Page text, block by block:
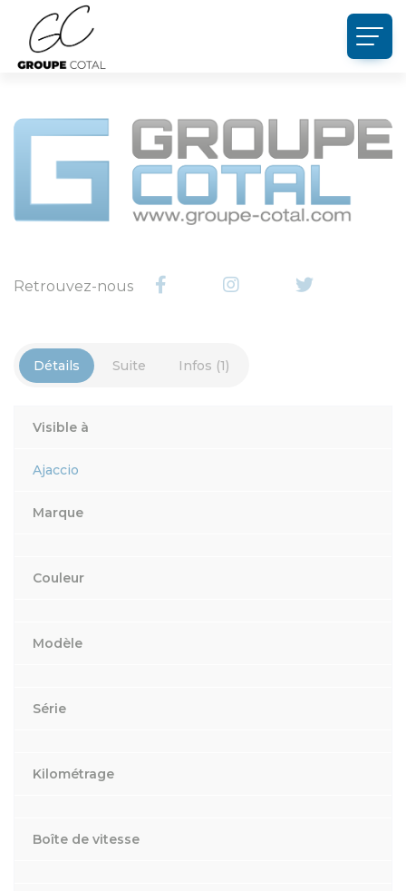
Retrouvez-nous
Détails Suite Infos (1)
Visible à
Ajaccio
Marque
Couleur
Modèle
Série
Kilométrage
Boîte de vitesse
Panneau de gestion des cookies